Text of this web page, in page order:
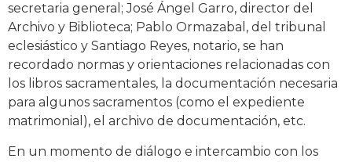
secretaria general; José Ángel Garro, director del
Archivo y Biblioteca; Pablo Ormazabal, del tribunal
eclesiástico y Santiago Reyes, notario, se han
recordado normas y orientaciones relacionadas con
los libros sacramentales, la documentación necesaria
para algunos sacramentos (como el expediente
matrimonial), el archivo de documentación, etc.
En un momento de diálogo e intercambio con los